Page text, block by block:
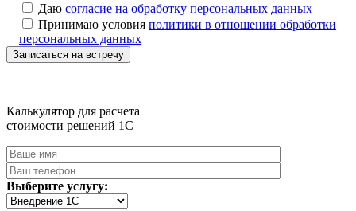
Даю согласие на обработку персональных данных
Принимаю условия политики в отношении обработки
персональных данных
Записаться на встречу
Калькулятор для расчета
стоимости решений 1C
Выберите услугу: